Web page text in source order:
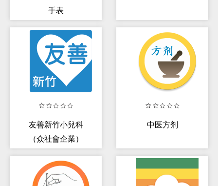
手表
友善新竹小兒科
（众社會企業）
中医方剂